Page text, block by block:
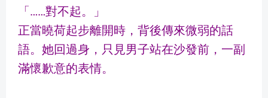
「……對不起。」
正當曉荷起步離開時，背後傳來微弱的話
語。她回過身，只見男子站在沙發前，一副
滿懷歉意的表情。